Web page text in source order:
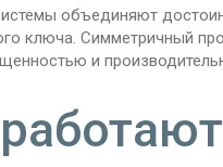
объединяют
ключа. Симметричный
и